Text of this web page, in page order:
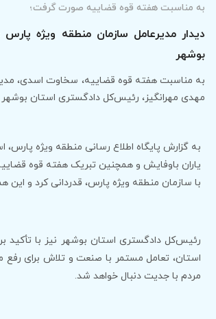
به مناسبت هفته قوه قضاییه صورت گرفت؛
دیدار مدیرعامل سازمان منطقه ویژه
بوشهر
به مناسبت هفته قوه قضاییه، سخاوت اسدی،
مهدی مهرانگیز، رئیس‌کل دادگستری استان بوشهر
به گزارش پایگاه اطلاع رسانی منطقه ویژه
یاران باوفایش و همچنین تبریک هفته قوه
با سازمان منطقه ویژه پارس، قدردانی کرد و
رئیس‌کل دادگستری استان بوشهر نیز با تأکید
استان، تعامل مستمر با صنعت و تلاش برای
مردم با جدیت دنبال خواهد شد.